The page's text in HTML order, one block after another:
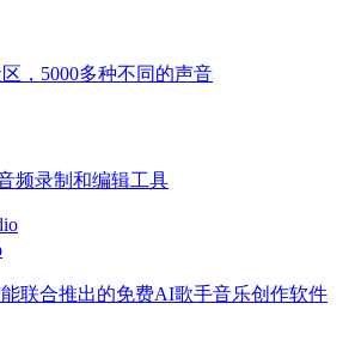
，5000多种不同的声音
频录制和编辑工具
联合推出的免费AI歌手音乐创作软件